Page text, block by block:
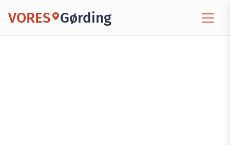
VORES Gørding